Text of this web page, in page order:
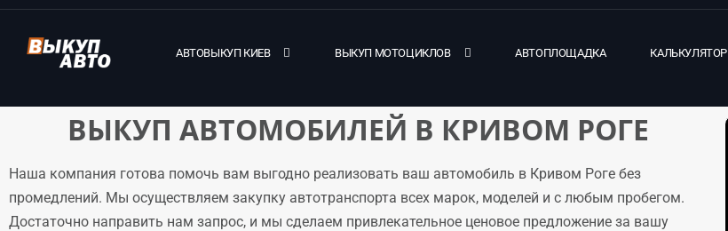
АВТОВЫКУП КИЕВ ВЫКУП МОТОЦИКЛОВ АВТОПЛОЩАДКА КАЛЬКУЛЯТОР
ВЫКУП АВТОМОБИЛЕЙ В КРИВОМ РОГЕ
Наша компания готова помочь вам выгодно реализовать ваш автомобиль в Кривом Роге без
промедлений. Мы осуществляем закупку автотранспорта всех марок, моделей и с любым пробегом.
Достаточно направить нам запрос, и мы сделаем привлекательное ценовое предложение за вашу